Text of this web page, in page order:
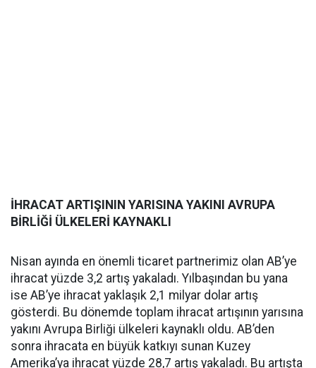
İHRACAT ARTIŞININ YARISINA YAKINI AVRUPA
BİRLİĞİ ÜLKELERİ KAYNAKLI
Nisan ayında en önemli ticaret partnerimiz olan AB’ye
ihracat yüzde 3,2 artış yakaladı. Yılbaşından bu yana
ise AB’ye ihracat yaklaşık 2,1 milyar dolar artış
gösterdi. Bu dönemde toplam ihracat artışının yarısına
yakını Avrupa Birliği ülkeleri kaynaklı oldu. AB’den
sonra ihracata en büyük katkıyı sunan Kuzey
Amerika’ya ihracat yüzde 28,7 artış yakaladı. Bu artışta